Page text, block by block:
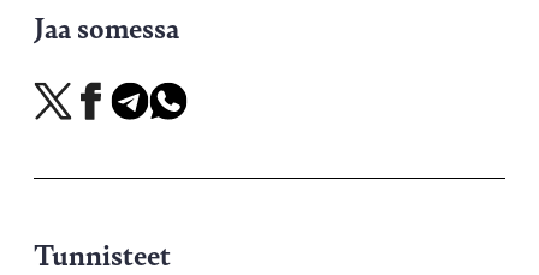
Jaa somessa
Jaa
X-
Jaa
Facebookissa
Jaa
Telegramissa
Jaa
WhatsAppissa
Tunnisteet